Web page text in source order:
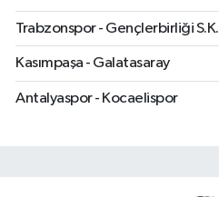
Trabzonspor - Gençlerbirliği S.K.
Kasımpaşa - Galatasaray
Antalyaspor - Kocaelispor